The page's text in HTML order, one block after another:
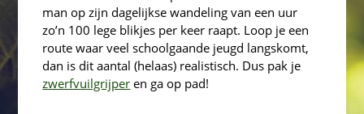
man op zijn dagelijkse wandeling van een uur
zo’n 100 lege blikjes per keer raapt. Loop je een
route waar veel schoolgaande jeugd langskomt,
dan is dit aantal (helaas) realistisch. Dus pak je
zwerfvuilgrijper en ga op pad!